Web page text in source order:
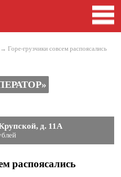
→ Горе-грузчики совсем распоясались
д. 11А
распоясались